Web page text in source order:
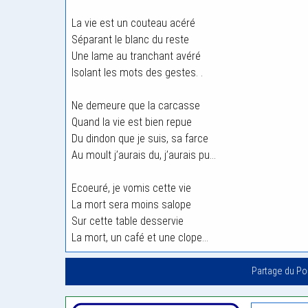
La vie est un couteau acéré
Séparant le blanc du reste
Une lame au tranchant avéré
Isolant les mots des gestes. .
Ne demeure que la carcasse
Quand la vie est bien repue
Du dindon que je suis, sa farce
Au moult j’aurais du, j’aurais pu…
Ecoeuré, je vomis cette vie
La mort sera moins salope
Sur cette table desservie
La mort, un café et une clope…
Partage du